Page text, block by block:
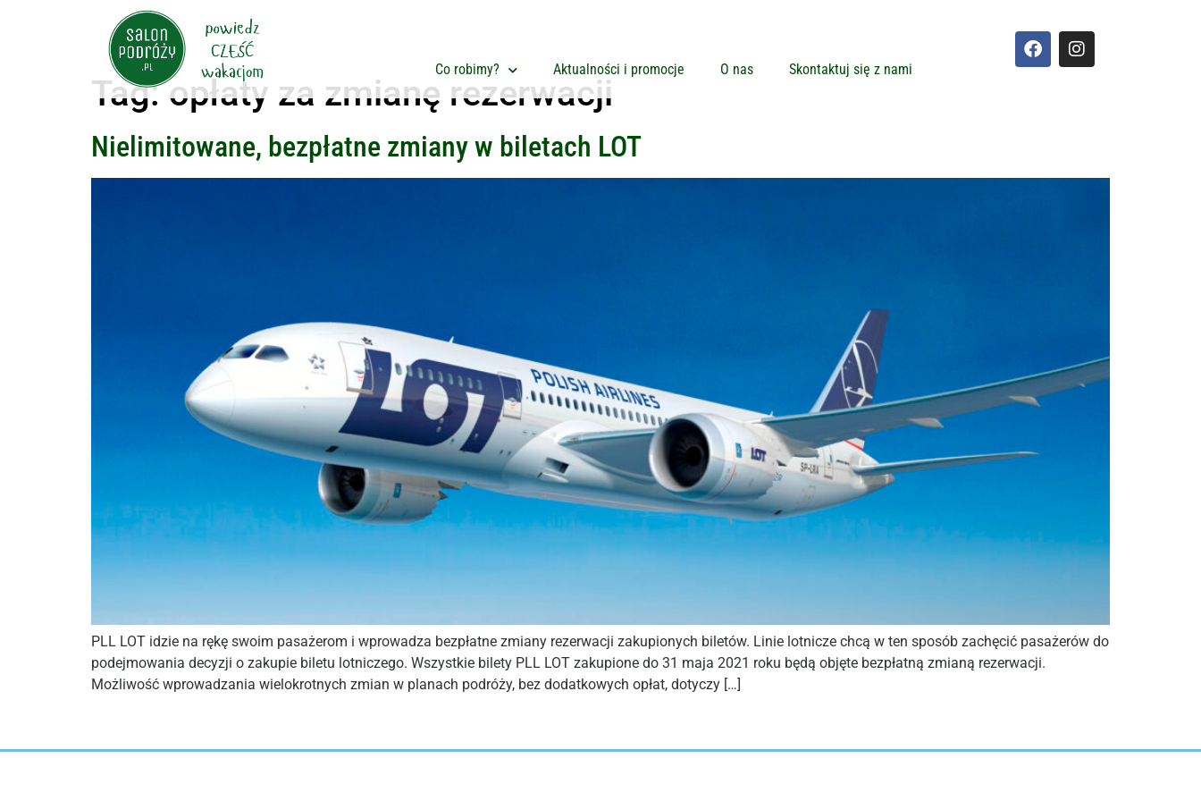
Co robimy? Aktualności i promocje O nas Skontaktuj się z nami
Tag:opłaty za zmianę rezerwacji
Nielimitowane, bezpłatne zmiany w biletach LOT
PLL LOT idzie na rękę swoim pasażerom i wprowadza bezpłatne zmiany rezerwacji zakupionych biletów. Linie lotnicze chcą w ten sposób zachęcić pasażerów do
podejmowania decyzji o zakupie biletu lotniczego. Wszystkie bilety PLL LOT zakupione do 31 maja 2021 roku będą objęte bezpłatną zmianą rezerwacji.
Możliwość wprowadzania wielokrotnych zmian w planach podróży, bez dodatkowych opłat, dotyczy […]